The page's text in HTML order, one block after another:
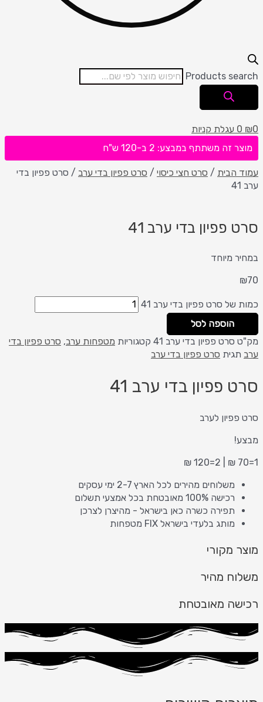
Products search
₪0
0 עגלת קניות
מוצר זה משתתף במבצע: 2 ב-120 ש"ח
עמוד הבית / סרט חצי כיסוי / סרט פפיון בדי ערב / סרט פפיון בדי
ערב 41
סרט פפיון בדי ערב 41
במחיר מיוחד
₪70
כמות של סרט פפיון בדי ערב 41
הוספה לסל
מק"ט סרט פפיון בדי ערב 41 קטגוריות מטפחות ערב, סרט פפיון בדי
ערב תגית סרט פפיון בדי ערב
סרט פפיון בדי ערב 41
סרט פפיון לערב
מבצע!
1=70 ₪ | 2=120 ₪
משלוחים מהירים לכל הארץ 2-7 ימי עסקים
רכישה 100% מאובטחת בכל אמצעי תשלום
תפירה כשרה כאן בישראל - מהיצרן לצרכן
מותג בלעדי בישראל FIX מטפחות
מוצר מקורי
משלוח מהיר
רכישה מאובטחת